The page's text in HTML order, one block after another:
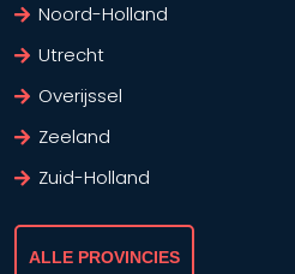
Noord-Holland
Utrecht
Overijssel
Zeeland
Zuid-Holland
ALLE PROVINCIES